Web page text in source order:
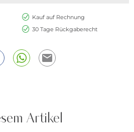
Kauf auf Rechnung
30 Tage Rückgaberecht
Artikel